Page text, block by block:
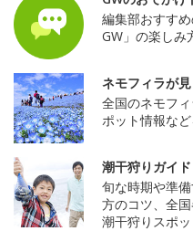
編集部おすす
GW」の楽しみ
ネモフィラが
全国のネモフ
ポット情報な
潮干狩りガイド
旬な時期や準
方のコツ、全
潮干狩りスポ